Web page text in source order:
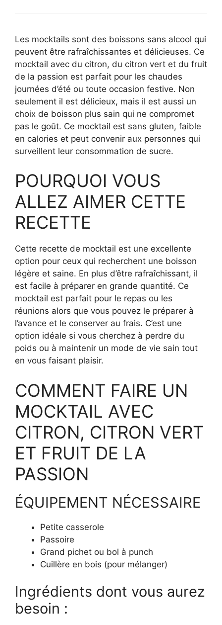
Les mocktails sont des boissons sans alcool qui
peuvent être rafraîchissantes et délicieuses. Ce
mocktail avec du citron, du citron vert et du fruit
de la passion est parfait pour les chaudes
journées d’été ou toute occasion festive. Non
seulement il est délicieux, mais il est aussi un
choix de boisson plus sain qui ne compromet
pas le goût. Ce mocktail est sans gluten, faible
en calories et peut convenir aux personnes qui
surveillent leur consommation de sucre.
POURQUOI VOUS
ALLEZ AIMER CETTE
RECETTE
Cette recette de mocktail est une excellente
option pour ceux qui recherchent une boisson
légère et saine. En plus d’être rafraîchissant, il
est facile à préparer en grande quantité. Ce
mocktail est parfait pour le repas ou les
réunions alors que vous pouvez le préparer à
l’avance et le conserver au frais. C’est une
option idéale si vous cherchez à perdre du
poids ou à maintenir un mode de vie sain tout
en vous faisant plaisir.
COMMENT FAIRE UN
MOCKTAIL AVEC
CITRON, CITRON VERT
ET FRUIT DE LA
PASSION
ÉQUIPEMENT NÉCESSAIRE
Petite casserole
Passoire
Grand pichet ou bol à punch
Cuillère en bois (pour mélanger)
Ingrédients dont vous aurez
besoin :